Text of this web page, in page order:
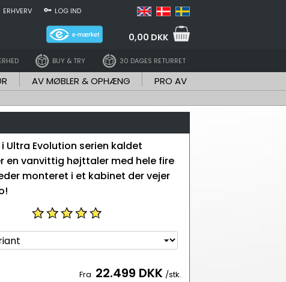
ERHVERV LOG IND
0,00 DKK
BUY & TRY 30 DAGES RETURRET
AV MØBLER & OPHÆNG PRO AV
Ultra Evolution serien kaldet
en vanvittig højttaler med hele fire
monteret i et kabinet der vejer
Fra 22.499 DKK /stk.